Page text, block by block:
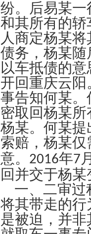
纷。后易某
和其所有的
人商定杨某
债务，杨某
以车抵债的
开回重庆云
事告知何某
密取回杨某
杨某。何某
索赔，杨某仅
意。 2016年7
回并交于杨某
一、二审过
将其带走的
是被迫，并